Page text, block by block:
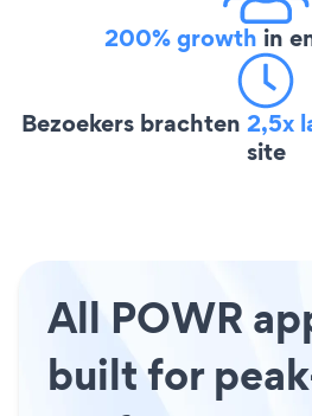
200% growth in
Bezoekers brachten 2,5x
site
All POWR
built for